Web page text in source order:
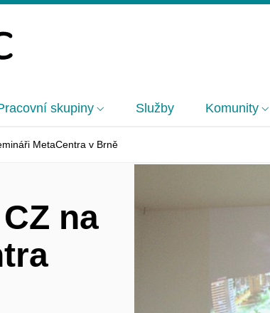
skupiny Služby Komunity
MetaCentra v Brně
na